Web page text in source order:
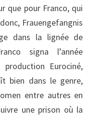
que pour Franco, qui
Frauengefangnis
dans la lignée de
signa l’année
Eurociné,
bien dans le genre,
entre autres en
une prison où la